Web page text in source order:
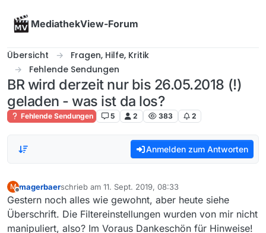
MediathekView-Forum
Übersicht
Fragen, Hilfe, Kritik
Fehlende Sendungen
BR wird derzeit nur bis 26.05.2018 (!)
geladen - was ist da los?
Fehlende Sendungen 5 2 383 2
Anmelden zum Antworten
M
Offline
magerbaerschrieb am 11. Sept. 2019, 08:33
zuletzt editiert von
Gestern noch alles wie gewohnt, aber heute siehe
Überschrift. Die Filtereinstellungen wurden von mir nicht
manipuliert, also? Im Voraus Dankeschön für Hinweise!